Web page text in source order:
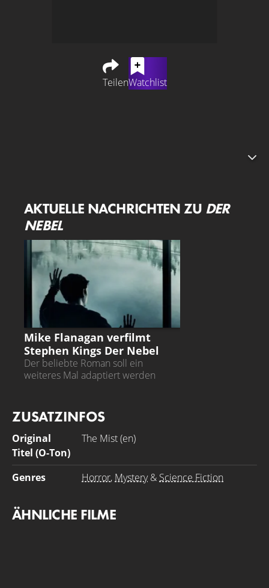
TeilenWatchlist
verschanzt sich eine Gruppe von Überlebenden in einem
AKTUELLE NACHRICHTEN ZU DER
NEBEL
DER NEBEL
Mike Flanagan verfilmt
Stephen Kings Der Nebel
Der beliebte Roman soll ein
weiteres Mal adaptiert werden
ZUSATZINFOS
Original
Titel (O-Ton)
The Mist (en)
Genres Horror, Mystery& Science Fiction
ÄHNLICHE FILME